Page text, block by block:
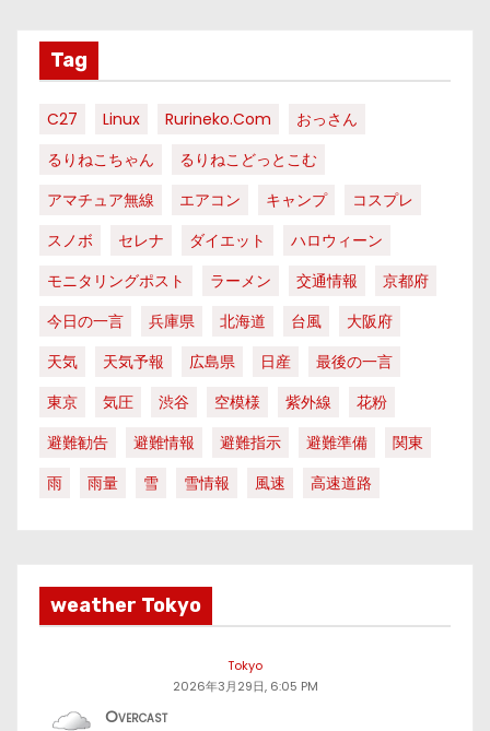
Tag
C27 Linux Rurineko.com
おっさん
るりねこちゃん
るりねこどっとこむ
アマチュア無線
エアコン キャンプ
コスプレ
スノボ
セレナ ダイエット
ハロウィーン
モニタリングポスト
ラーメン 交通情報
京都府
今日の一言
兵庫県 北海道 台風
大阪府
天気
天気予報 広島県 日産
最後の一言
東京
気圧 渋谷 空模様 紫外線
花粉
避難勧告
避難情報 避難指示 避難準備
関東
雨
雨量 雪 雪情報 風速 高速道路
weather Tokyo
Tokyo
2026年3月29日, 6:05 PM
Overcast